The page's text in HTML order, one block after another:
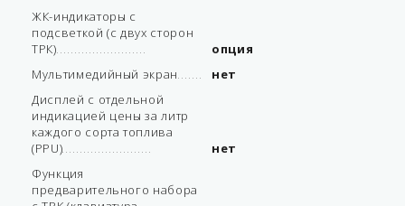
ЖК-индикаторы с
подсветкой (с двух сторон
ТРК)
опция
Мультимедийный экран
нет
Дисплей с отдельной
индикацией цены за литр
каждого сорта топлива
(PPU)
нет
Функция
предварительного набора